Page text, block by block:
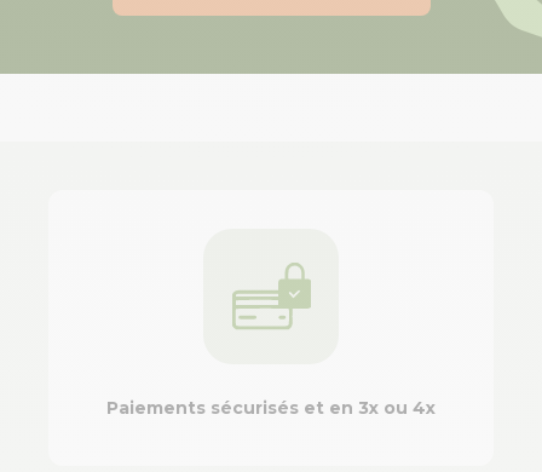
Paiements sécurisés et en 3x ou 4x